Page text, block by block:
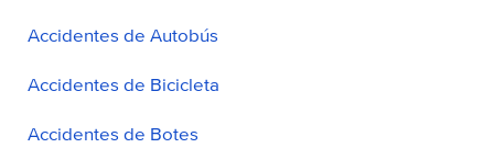
Accidentes de Autobús
Accidentes de Bicicleta
Accidentes de Botes